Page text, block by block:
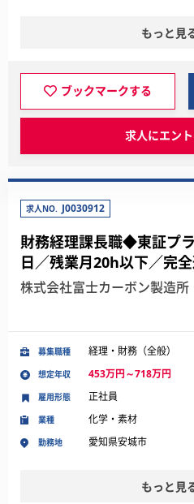
もっと見
ブックマークする
求人にエン
求人NO. J0030912
財務経理課長職◆東証プ
日／残業月20h以下／完
株式会社富士カーボン製造所
募集職種 経理・財務（全般）
想定年収 453万円～718万円
業種 化学・素材
勤務地 愛知県安城市
雇用形態 正社員
もっと見